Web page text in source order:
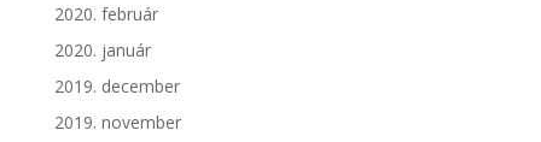
2020. február
2020. január
2019. december
2019. november